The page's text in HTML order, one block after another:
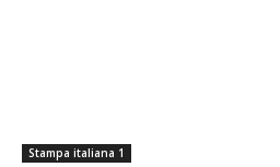
Stampa italiana 1